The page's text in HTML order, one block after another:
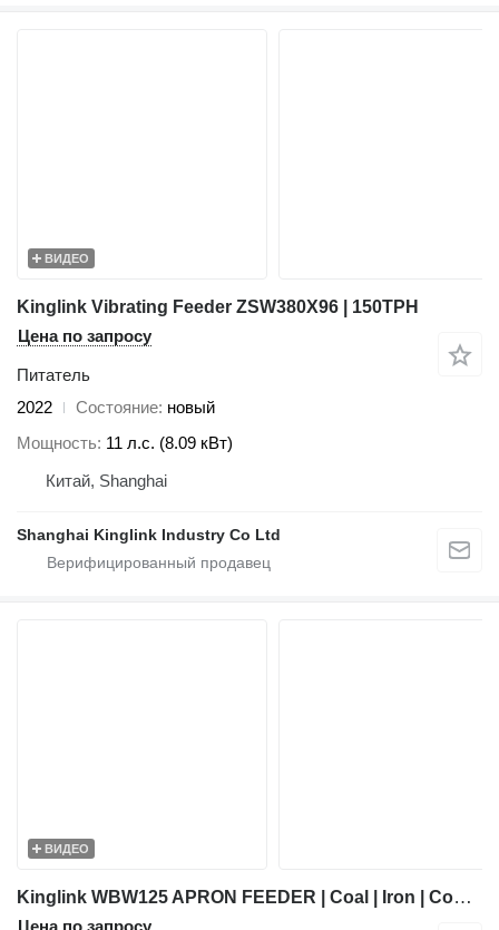
ВИДЕО
Kinglink Vibrating Feeder ZSW380X96 | 150TPH
Цена по запросу
Питатель
2022
Состояние новый
Мощность 11 л.с. (8.09 кВт)
Китай, Shanghai
Shanghai Kinglink Industry Co Ltd
ВИДЕО
Kinglink WBW125 APRON FEEDER | Coal | Iron | Copper | Gold
Цена по запросу